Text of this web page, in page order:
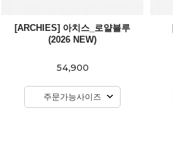
[ARCHIES] 아치스_로얄블루
(2026 NEW)
54,900
주문가능사이즈